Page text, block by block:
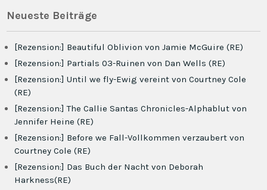
Neueste Beiträge
[Rezension:] Beautiful Oblivion von Jamie McGuire (RE)
[Rezension:] Partials 03-Ruinen von Dan Wells (RE)
[Rezension:] Until we fly-Ewig vereint von Courtney Cole
(RE)
[Rezension:] The Callie Santas Chronicles-Alphablut von
Jennifer Heine (RE)
[Rezension:] Before we Fall-Vollkommen verzaubert von
Courtney Cole (RE)
[Rezension:] Das Buch der Nacht von Deborah
Harkness(RE)